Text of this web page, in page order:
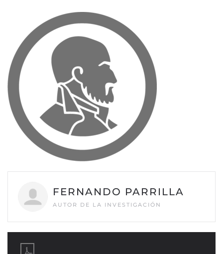
FERNANDO PARRILLA
AUTOR DE LA INVESTIGACIÓN